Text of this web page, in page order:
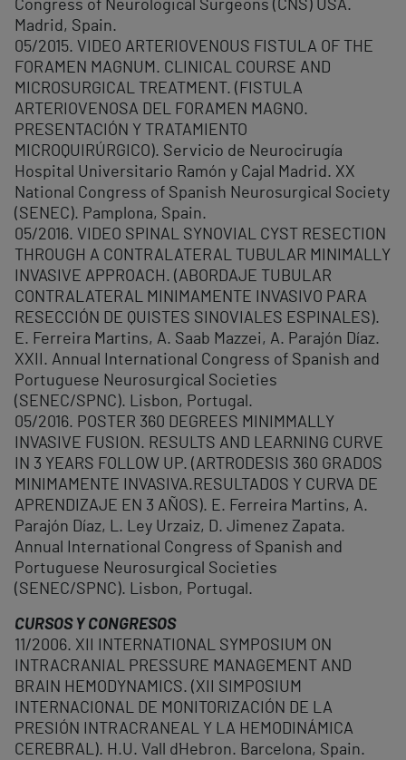
Congress of Neurological Surgeons (CNS) USA.
Madrid, Spain.
05/2015. VIDEO ARTERIOVENOUS FISTULA OF THE
FORAMEN MAGNUM. CLINICAL COURSE AND
MICROSURGICAL TREATMENT. (FISTULA
ARTERIOVENOSA DEL FORAMEN MAGNO.
PRESENTACIÓN Y TRATAMIENTO
MICROQUIRÚRGICO). Servicio de Neurocirugía
Hospital Universitario Ramón y Cajal Madrid. XX
National Congress of Spanish Neurosurgical Society
(SENEC). Pamplona, Spain.
05/2016. VIDEO SPINAL SYNOVIAL CYST RESECTION
THROUGH A CONTRALATERAL TUBULAR MINIMALLY
INVASIVE APPROACH. (ABORDAJE TUBULAR
CONTRALATERAL MINIMAMENTE INVASIVO PARA
RESECCIÓN DE QUISTES SINOVIALES ESPINALES).
E. Ferreira Martins, A. Saab Mazzei, A. Parajón Díaz.
XXII. Annual International Congress of Spanish and
Portuguese Neurosurgical Societies
(SENEC/SPNC). Lisbon, Portugal.
05/2016. POSTER 360 DEGREES MINIMMALLY
INVASIVE FUSION. RESULTS AND LEARNING CURVE
IN 3 YEARS FOLLOW UP. (ARTRODESIS 360 GRADOS
MINIMAMENTE INVASIVA.RESULTADOS Y CURVA DE
APRENDIZAJE EN 3 AÑOS). E. Ferreira Martins, A.
Parajón Díaz, L. Ley Urzaiz, D. Jimenez Zapata.
Annual International Congress of Spanish and
Portuguese Neurosurgical Societies
(SENEC/SPNC). Lisbon, Portugal.
CURSOS Y CONGRESOS
11/2006. XII INTERNATIONAL SYMPOSIUM ON
INTRACRANIAL PRESSURE MANAGEMENT AND
BRAIN HEMODYNAMICS. (XII SIMPOSIUM
INTERNACIONAL DE MONITORIZACIÓN DE LA
PRESIÓN INTRACRANEAL Y LA HEMODINÁMICA
CEREBRAL). H.U. Vall d´Hebron. Barcelona, Spain.